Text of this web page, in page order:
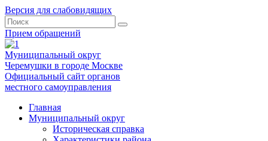
Версия для слабовидящих
Прием обращений
Муниципальный округ
Черемушки в городе Москве
Официальный сайт органов
местного самоуправления
Главная
Муниципальный округ
Историческая справка